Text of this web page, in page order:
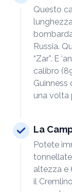
Questo
Russia.
“Zar”. E
calibro
Guinness
una volta
La
Potete
altezza e
il